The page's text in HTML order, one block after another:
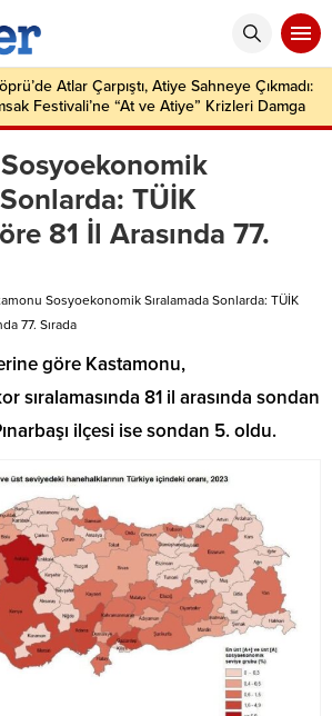
Atlar Çarpıştı, Atiye Sahneye Çıkmadı:
Festivali’ne “At ve Atiye” Krizleri Damga
TÜİK
81 İl Arasında 77.
Sosyoekonomik Sıralamada Sonlarda: TÜİK
77. Sırada
göre Kastamonu,
sıralamasında 81 il arasında sondan
ilçesi ise sondan 5. oldu.